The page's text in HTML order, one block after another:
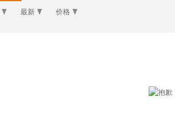
最新 价格